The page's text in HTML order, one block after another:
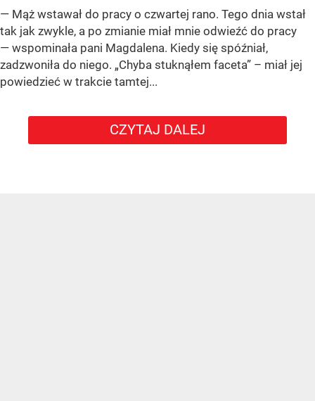
— Mąż wstawał do pracy o czwartej rano. Tego dnia wstał
tak jak zwykle, a po zmianie miał mnie odwieźć do pracy
— wspominała pani Magdalena. Kiedy się spóźniał,
zadzwoniła do niego. „Chyba stuknąłem faceta” – miał jej
powiedzieć w trakcie tamtej...
CZYTAJ DALEJ